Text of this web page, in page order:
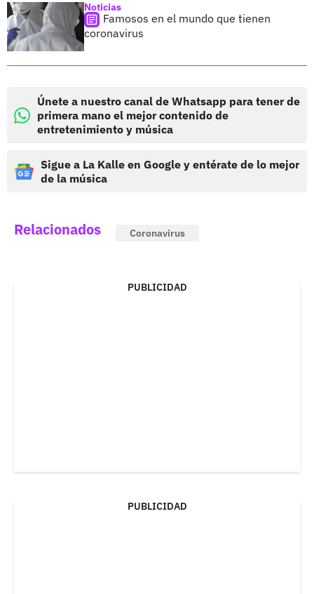
Noticias
Famosos en el mundo que tienen
coronavirus
Únete a nuestro canal de Whatsapp para tener de
primera mano el mejor contenido de
entretenimiento y música
Sigue a La Kalle en Google y entérate de lo mejor
de la música
Relacionados Coronavirus
PUBLICIDAD
PUBLICIDAD